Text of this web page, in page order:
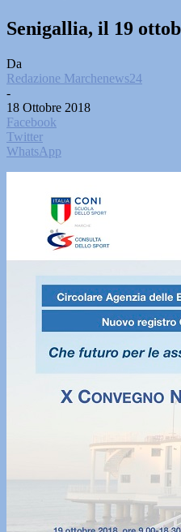
Senigallia, il 19
Da
Redazione Marchenews24
-
18 Ottobre 2018
Facebook
Twitter
WhatsApp